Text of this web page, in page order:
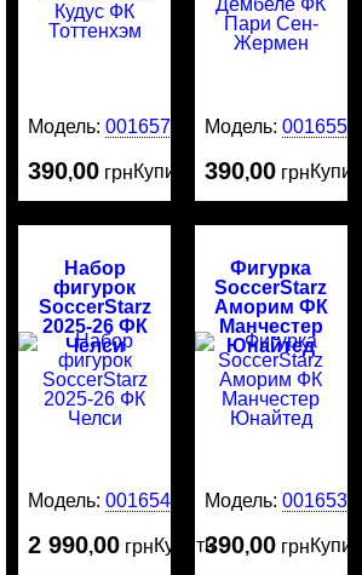
Модель:0016576
390,00 грнКупить
Модель:0016554
390,00 грнКупить
Набор
фигурок
SoccerStarz
2025-26 ФК
Челси
Модель:0016544
2 990,00 грнКупить
Фигурка
SoccerStarz
Аморим ФК
Манчестер
Юнайтед
Модель:0016534
390,00 грнКупить